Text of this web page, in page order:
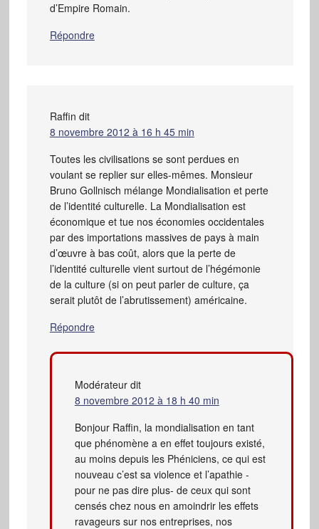
d’Empire Romain.
Répondre
Raffin dit
8 novembre 2012 à 16 h 45 min
Toutes les civilisations se sont perdues en
voulant se replier sur elles-mêmes. Monsieur
Bruno Gollnisch mélange Mondialisation et perte
de l’identité culturelle. La Mondialisation est
économique et tue nos économies occidentales
par des importations massives de pays à main
d’œuvre à bas coût, alors que la perte de
l’identité culturelle vient surtout de l’hégémonie
de la culture (si on peut parler de culture, ça
serait plutôt de l’abrutissement) américaine.
Répondre
Modérateur dit
8 novembre 2012 à 18 h 40 min
Bonjour Raffin, la mondialisation en tant
que phénomène a en effet toujours existé,
au moins depuis les Phéniciens, ce qui est
nouveau c’est sa violence et l’apathie -
pour ne pas dire plus- de ceux qui sont
censés chez nous en amoindrir les effets
ravageurs sur nos entreprises, nos